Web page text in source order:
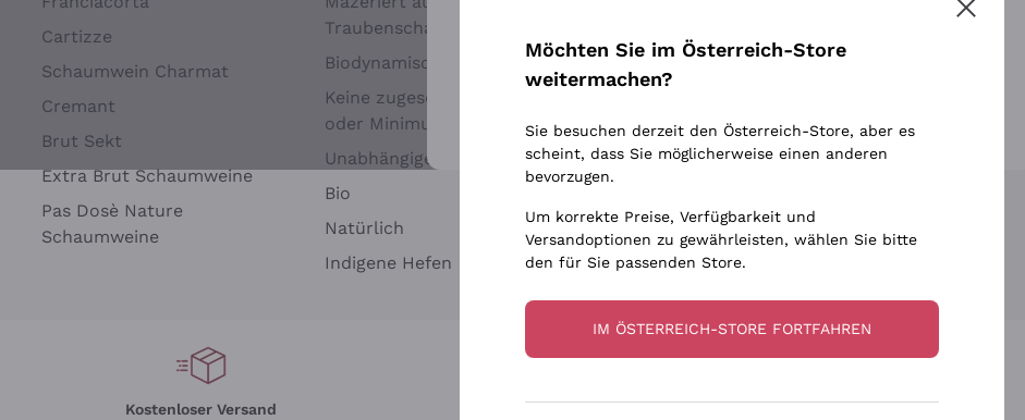
Cartizze
Schaumwein Charmat
Cremant
Brut Sekt
Extra Brut Schaumweine
Pas Dosè Nature
Schaumweine
Traubenschalen
Biodynamisch
Keine zugesetzten Sulfite
oder Minimum
Unabhängige Weinbauern
Bio
Natürlich
Indigene Hefen
Occhipinti Arianna
Biondi Santi
Argiolas
Zenato
Ca' dei Frati
Chardonnay
Kostenloser Versand
Weitere Informationen finden Sie in unserem Datenschutz-Bestimmungen
Möchten Sie im Österreich-Store
weitermachen?
Sie besuchen derzeit den Österreich-Store, aber es
scheint, dass Sie möglicherweise einen anderen
bevorzugen.
Um korrekte Preise, Verfügbarkeit und
Versandoptionen zu gewährleisten, wählen Sie bitte
den für Sie passenden Store.
IM ÖSTERREICH-STORE FORTFAHREN